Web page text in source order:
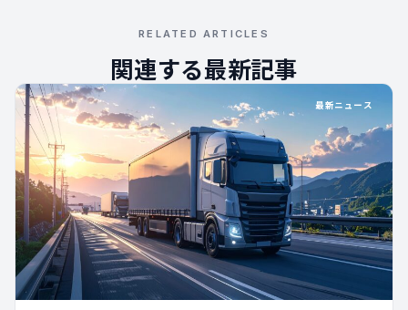
RELATED ARTICLES
関連する最新記事
最新ニュース